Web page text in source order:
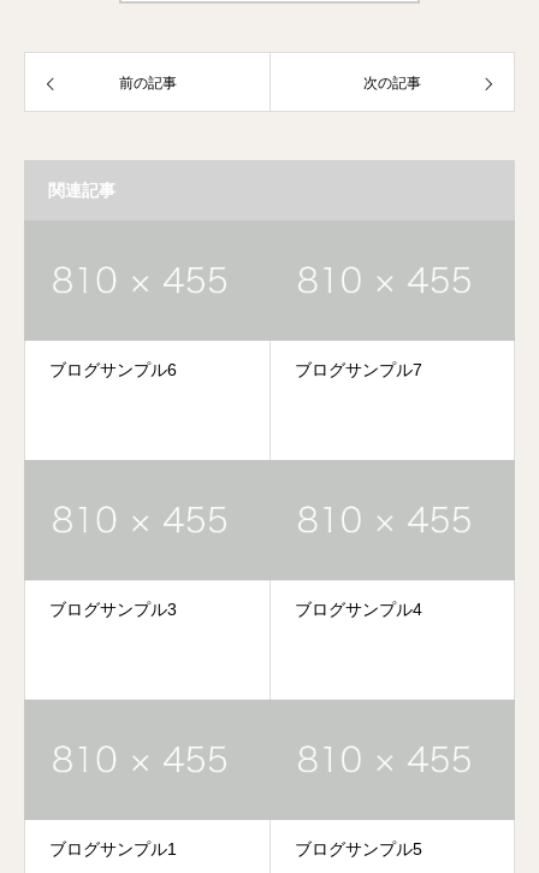
前の記事 次の記事
関連記事
ブログサンプル6 ブログサンプル7
ブログサンプル3 ブログサンプル4
ブログサンプル1 ブログサンプル5